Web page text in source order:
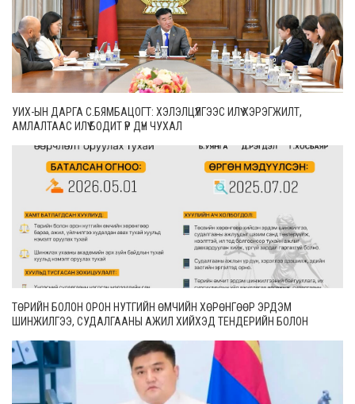
УИХ-ЫН ДАРГА С.БЯМБАЦОГТ: ХЭЛЭЛЦҮҮЛГЭЭС ИЛҮҮ ХЭРЭГЖИЛТ,
АМЛАЛТААС ИЛҮҮ БОДИТ ҮР ДҮН ЧУХАЛ
ТӨРИЙН БОЛОН ОРОН НУТГИЙН ӨМЧИЙН ХӨРӨНГӨӨР ЭРДЭМ
ШИНЖИЛГЭЭ, СУДАЛГААНЫ АЖИЛ ХИЙХЭД ТЕНДЕРИЙН БОЛОН